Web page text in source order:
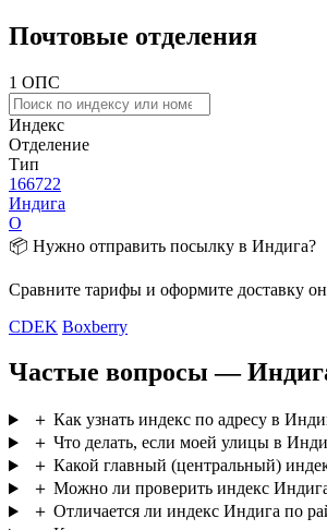
Почтовые отделения
1 ОПС
Индекс
Отделение
Тип
166722
Индига
О
📦 Нужно отправить посылку в Индига?
Сравните тарифы и оформите доставку
CDEK Boxberry
Частые вопросы —
＋ Как узнать индекс по адресу в
＋ Что делать, если моей улицы в
＋ Какой главный (центральный)
＋ Можно ли проверить индекс
＋ Отличается ли индекс Индига по